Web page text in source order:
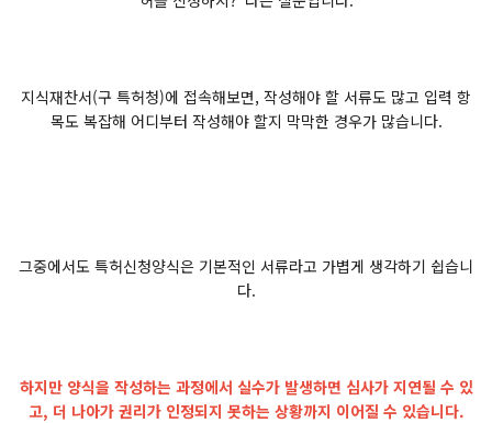
지식재찬서(구 특허청)에 접속해보면, 작성해야 할 서류도 많고 입력 항
목도 복잡해 어디부터 작성해야 할지 막막한 경우가 많습니다.
그중에서도 특허신청양식은 기본적인 서류라고 가볍게 생각하기 쉽습니
다.
하지만 양식을 작성하는 과정에서 실수가 발생하면 심사가 지연될 수 있
고, 더 나아가 권리가 인정되지 못하는 상황까지 이어질 수 있습니다.